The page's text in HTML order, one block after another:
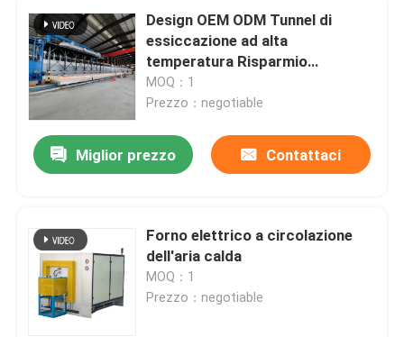
Design OEM ODM Tunnel di
essiccazione ad alta
temperatura Risparmio
energetico
MOQ：1
Prezzo：negotiable
Miglior prezzo Contattaci
Forno elettrico a circolazione
dell'aria calda
MOQ：1
Prezzo：negotiable